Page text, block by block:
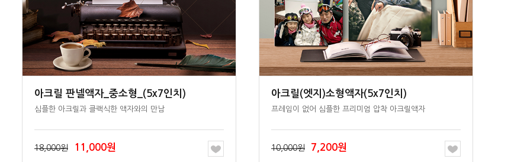
아크릴 판넬액자_중소형_(5x7인치)
심플한 아크릴과 클랙식한 액자와의 만남
18,000원 11,000원
아크릴(엣지)소형액자(5x7인치)
프레임이 없어 심플한 프리미엄 압착 아크릴액자
10,000원 7,200원